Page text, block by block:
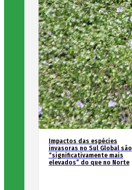
Impactos das espécies
invasoras no Sul Global são
“significativamente mais
elevados” do que no Norte